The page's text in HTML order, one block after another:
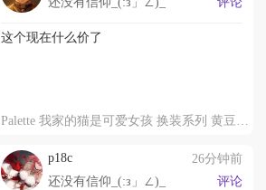
这个现在什么价了
p18c
26分钟前
还没有信仰_(:з」∠)_
评论